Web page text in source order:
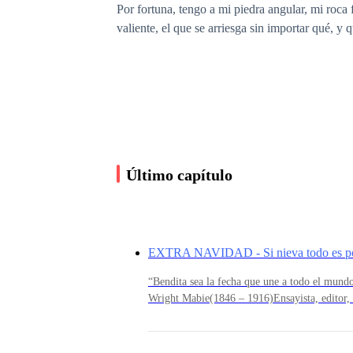
Por fortuna, tengo a mi piedra angular, mi
valiente, el que se arriesga sin importar qué, y
—¡Ven aquí! —grita desde la puerta, por
—Gracias. —Le digo al abrazarlo fuerte, me
Último capítulo
EXTRA NAVIDAD - Si nieva todo es
“Bendita sea la fecha que une a todo el
Wright Mabie(1846 – 1916)Ensayista,
época, sin embargo, desde hace dos días,